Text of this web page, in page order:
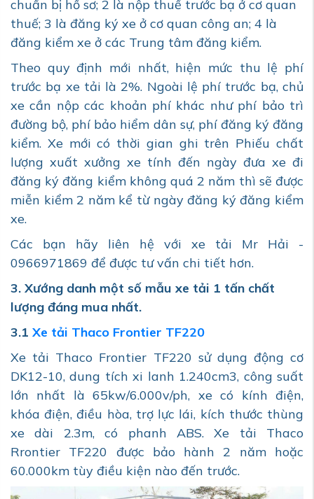
chuẩn bị hồ sơ; 2 là nộp thuế trước bạ ở cơ quan
thuế; 3 là đăng ký xe ở cơ quan công an; 4 là
đăng kiểm xe ở các Trung tâm đăng kiểm.
Theo quy định mới nhất, hiện mức thu lệ phí
trước bạ xe tải là 2%. Ngoài lệ phí trước bạ, chủ
xe cần nộp các khoản phí khác như phí bảo trì
đường bộ, phí bảo hiểm dân sự, phí đăng ký đăng
kiểm. Xe mới có thời gian ghi trên Phiếu chất
lượng xuất xưởng xe tính đến ngày đưa xe đi
đăng ký đăng kiểm không quá 2 năm thì sẽ được
miễn kiểm 2 năm kể từ ngày đăng ký đăng kiểm
xe.
Các bạn hãy liên hệ với xe tải Mr Hải -
0966971869 để được tư vấn chi tiết hơn.
3. Xướng danh một số mẫu xe tải 1 tấn chất
lượng đáng mua nhất.
3.1 Xe tải Thaco Frontier TF220
Xe tải Thaco Frontier TF220 sử dụng động cơ
DK12-10, dung tích xi lanh 1.240cm3, công suất
lớn nhất là 65kw/6.000v/ph, xe có kính điện,
khóa điện, điều hòa, trợ lực lái, kích thước thùng
xe dài 2.3m, có phanh ABS. Xe tải Thaco
Rrontier TF220 được bảo hành 2 năm hoặc
60.000km tùy điều kiện nào đến trước.